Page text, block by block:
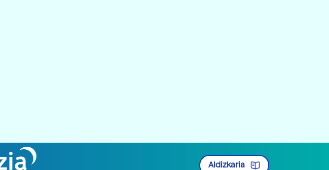
Aldizkaria